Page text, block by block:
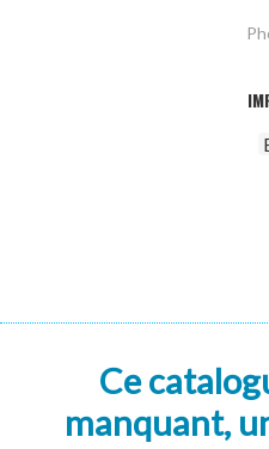
Ce
manquant,